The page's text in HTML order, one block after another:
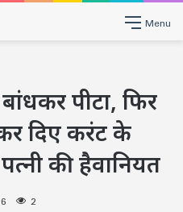
Menu
पीटा, फिर
दिए करंट के
की हैवानियत
2